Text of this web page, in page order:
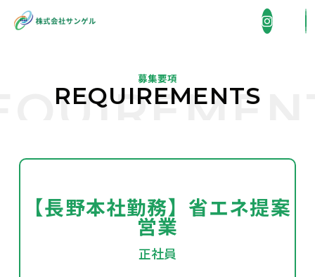
COMPANY
企業情報
事業内容
省エネ機器販売・施工
募集要項
REQUIREMENTS
【長野本社勤務】省エネ提案
営業
正社員